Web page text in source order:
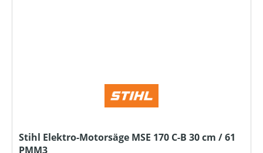
Stihl Elektro-Motorsäge MSE 170 C-B 30 cm / 61
PMM3